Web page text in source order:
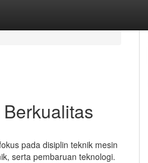
pada disiplin teknik mesin
serta pembaruan teknologi.